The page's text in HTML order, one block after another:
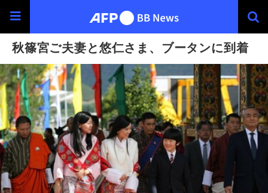
秋篠宮ご夫妻と悠仁さま、ブータンに到着